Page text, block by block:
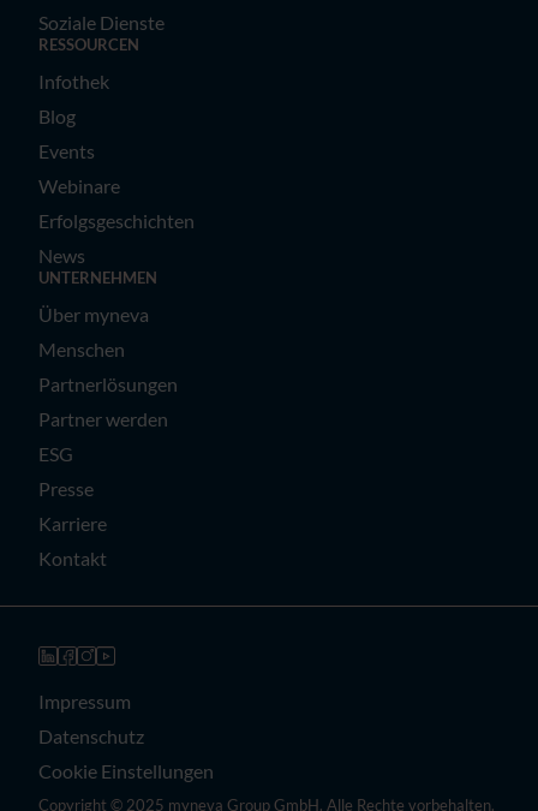
Soziale Dienste
RESSOURCEN
Infothek
Blog
Events
Webinare
Erfolgsgeschichten
News
UNTERNEHMEN
Über myneva
Menschen
Partnerlösungen
Partner werden
ESG
Presse
Karriere
Kontakt
Impressum
Datenschutz
Cookie Einstellungen
Copyright © 2025 myneva Group GmbH. Alle Rechte vorbehalten.